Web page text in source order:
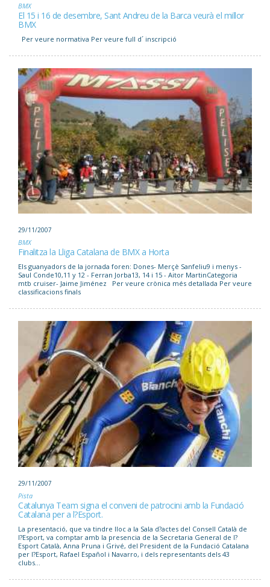
BMX
El 15 i 16 de desembre, Sant Andreu de la Barca veurà el millor
BMX
Per veure normativa Per veure full d´ inscripció
29/11/2007
BMX
Finalitza la Lliga Catalana de BMX a Horta
Els guanyadors de la jornada foren: Dones- Merçè Sanfeliu9 i menys -
Saul Conde10,11 y 12 - Ferran Jorba13, 14 i 15 - Aitor MartinCategoria
mtb cruiser- Jaime Jiménez Per veure crònica més detallada Per veure
classificacions finals
29/11/2007
Pista
Catalunya Team signa el conveni de patrocini amb la Fundació
Catalana per a l?Esport.
La presentació, que va tindre lloc a la Sala d?actes del Consell Català de
l?Esport, va comptar amb la presencia de la Secretaria General de l?
Esport Català, Anna Pruna i Grivé, del President de la Fundació Catalana
per l?Esport, Rafael Español i Navarro, i dels representants dels 43
clubs...